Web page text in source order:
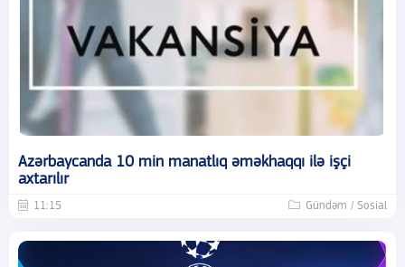
Azərbaycanda 10 min manatlıq əməkhaqqı ilə işçi
axtarılır
11:15 Gündəm / Sosial